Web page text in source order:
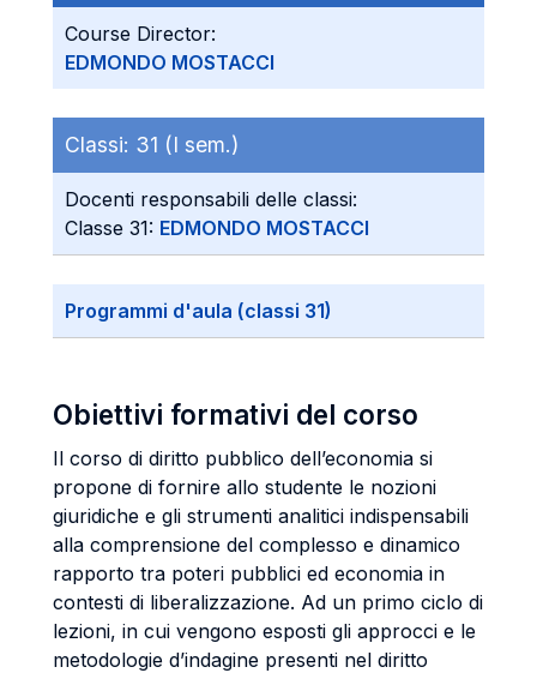
Course Director:
EDMONDO MOSTACCI
Classi: 31 (I sem.)
Docenti responsabili delle classi:
Classe 31: EDMONDO MOSTACCI
Programmi d'aula (classi 31)
Obiettivi formativi del corso
Il corso di diritto pubblico dell’economia si
propone di fornire allo studente le nozioni
giuridiche e gli strumenti analitici indispensabili
alla comprensione del complesso e dinamico
rapporto tra poteri pubblici ed economia in
contesti di liberalizzazione. Ad un primo ciclo di
lezioni, in cui vengono esposti gli approcci e le
metodologie d’indagine presenti nel diritto